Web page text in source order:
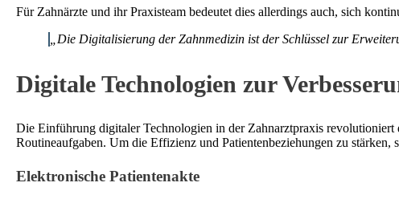
Für Zahnärzte und ihr Praxisteam bedeutet dies allerdings auch, sich
„Die Digitalisierung der Zahnmedizin ist der Schlüssel zur
Digitale Technologien zur
Die Einführung digitaler Technologien in der Zahnarztpraxis
Routineaufgaben. Um die Effizienz und Patientenbeziehungen zu
Elektronische Patientenakte